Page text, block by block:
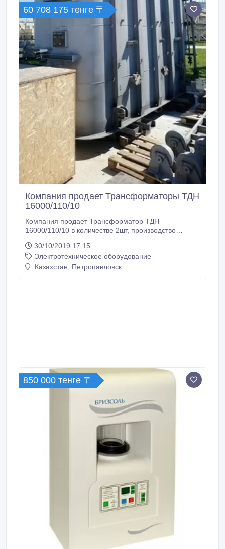
60 708 175 тенге 〒
Компания продает Трансформаторы ТДН
16000/110/10
Компания продает Трансформатор ТДН
16000/110/10 в количестве 2шт, производство
состояние. Вся техническая документация в
наличии ..
30/10/2019 17:15
Электротехническое оборудование
Казахстан, Петропавловск
850 000 тенге 〒